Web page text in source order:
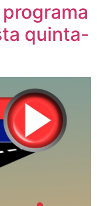
quinta-